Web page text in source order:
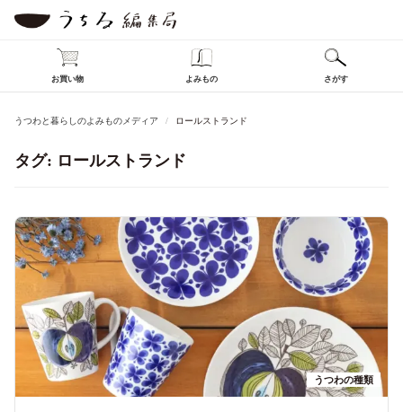
お買い物 よみもの さがす
うつわと暮らしのよみものメディア ロールストランド
タグ: ロールストランド
うつわの種類